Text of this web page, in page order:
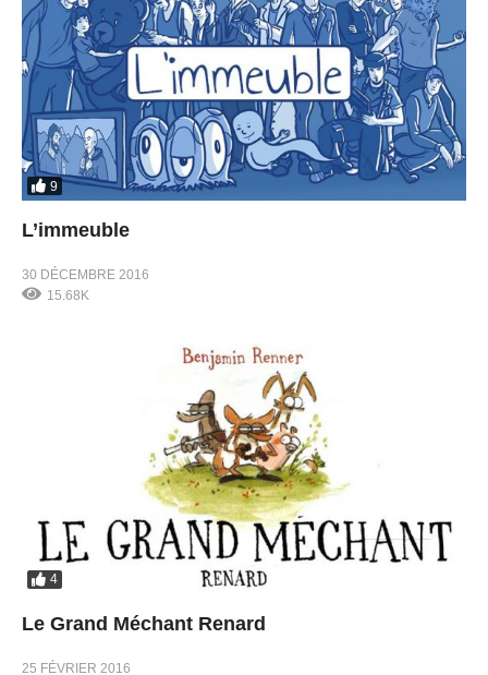
9
L’immeuble
30 DÉCEMBRE 2016
15.68K
4
Le Grand Méchant Renard
25 FÉVRIER 2016